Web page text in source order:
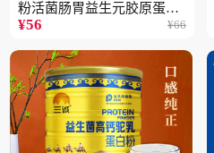
粉活菌肠胃益生元胶原蛋白
固体饮料批发3件
¥56 ¥66